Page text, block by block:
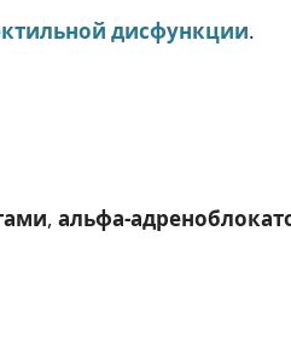
дисфункции.
, альфа-